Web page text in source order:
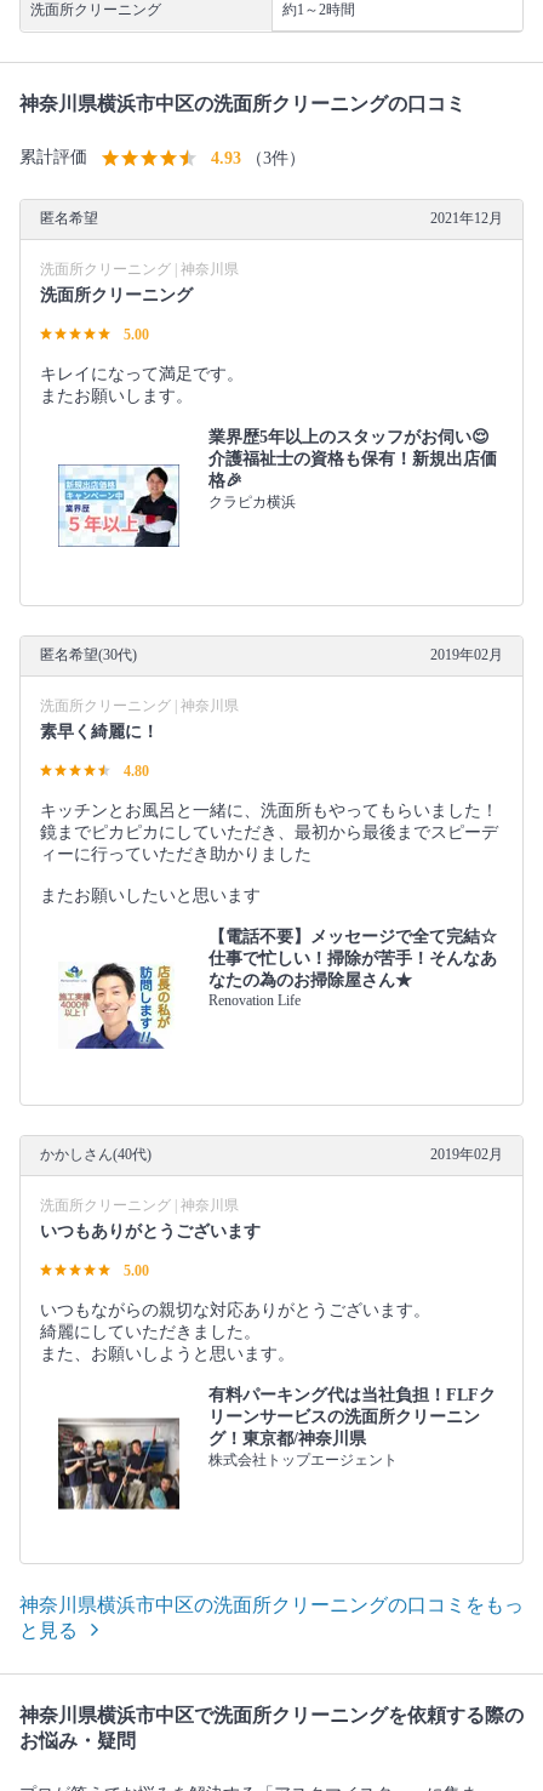
洗面所クリーニング 約1～2時間
神奈川県横浜市中区の洗面所クリーニングの口コミ
累計評価 4.93 （3件）
匿名希望 2021年12月
洗面所クリーニング | 神奈川県
洗面所クリーニング
5.00
キレイになって満足です。
またお願いします。
業界歴5年以上のスタッフがお伺い😌
介護福祉士の資格も保有！新規出店価
格🎉
クラピカ横浜
匿名希望(30代) 2019年02月
洗面所クリーニング | 神奈川県
素早く綺麗に！
4.80
キッチンとお風呂と一緒に、洗面所もやってもらいました！
鏡までピカピカにしていただき、最初から最後までスピーデ
ィーに行っていただき助かりました
またお願いしたいと思います
【電話不要】メッセージで全て完結☆
仕事で忙しい！掃除が苦手！そんなあ
なたの為のお掃除屋さん★
Renovation Life
かかしさん(40代) 2019年02月
洗面所クリーニング | 神奈川県
いつもありがとうございます
5.00
いつもながらの親切な対応ありがとうございます。
綺麗にしていただきました。
また、お願いしようと思います。
有料パーキング代は当社負担！FLFク
リーンサービスの洗面所クリーニン
グ！東京都/神奈川県
株式会社トップエージェント
神奈川県横浜市中区の洗面所クリーニングの口コミをもっ
と見る
神奈川県横浜市中区で洗面所クリーニングを依頼する際の
お悩み・疑問